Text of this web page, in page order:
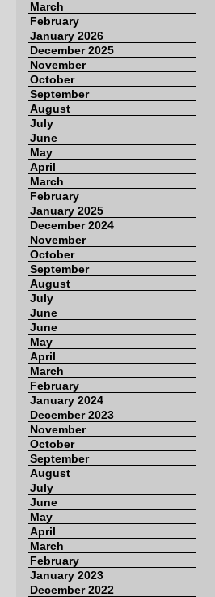
March
February
January 2026
December 2025
November
October
September
August
July
June
May
April
March
February
January 2025
December 2024
November
October
September
August
July
June
June
May
April
March
February
January 2024
December 2023
November
October
September
August
July
June
May
April
March
February
January 2023
December 2022